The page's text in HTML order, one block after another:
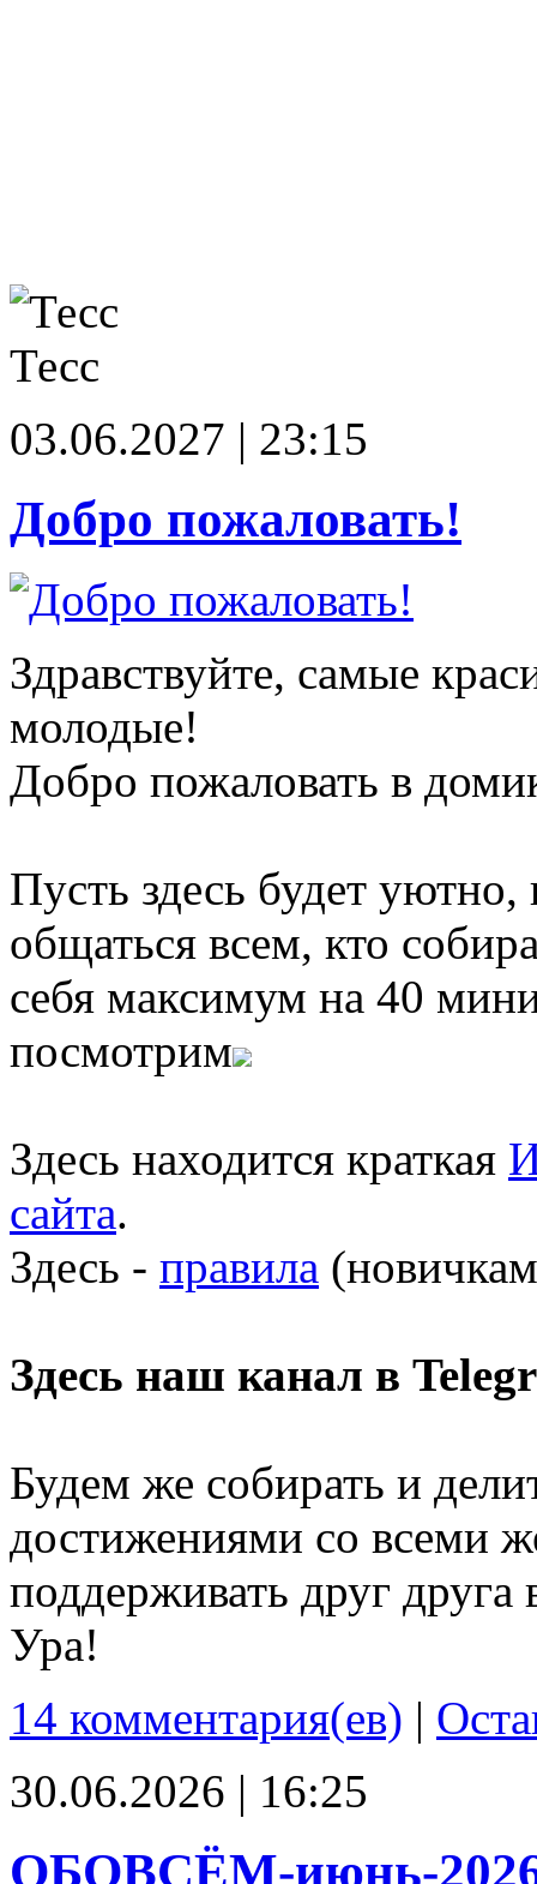
Тесс
03.06.2027 | 23:15
Добро пожаловать!
Здравствуйте, самые
молодые!
Добро пожаловать в
Пусть здесь будет
общаться всем, кто
себя максимум на 40
посмотрим
Здесь находится краткая
сайта.
Здесь - правила
Здесь наш канал в
Будем же собирать и
достижениями со всеми
поддерживать друг
Ура!
14 комментария(ев) |
30.06.2026 | 16:25
ОБОВСЁМ-июнь-